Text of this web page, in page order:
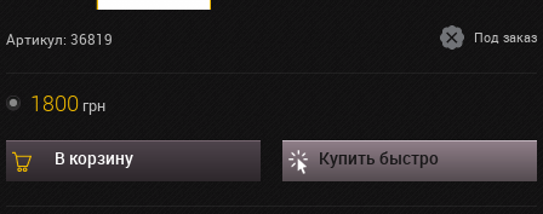
Артикул: 36819 Под заказ
1800грн
В корзину Купить быстро